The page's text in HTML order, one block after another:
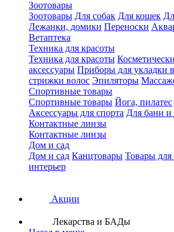
Зоотовары
Зоотовары Для собак Для кошек
Лежанки, домики Переноски
Ветаптека
Техника для красоты
Техника для красоты
аксессуары Приборы для укладки
стрижки волос Эпиляторы
Спортивные товары
Спортивные товары Йога, пилатес
Аксессуары для спорта Для бани и
Контактные линзы
Контактные линзы
Дом и сад
Дом и сад Канцтовары Товары для
интерьер
Акции
Лекарства и БАДы